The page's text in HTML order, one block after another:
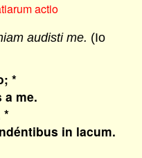
actio
audisti me. (Io
*
me.
*
in lacum.